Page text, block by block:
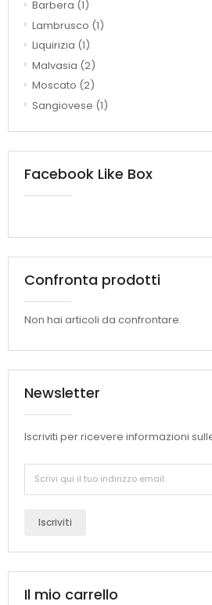
Barbera (1)
Lambrusco (1)
Liquirizia (1)
Malvasia (2)
Moscato (2)
Sangiovese (1)
Facebook Like Box
Confronta prodotti
Non hai articoli da confrontare.
Newsletter
Iscriviti per ricevere informazioni
Iscriviti
Il mio carrello